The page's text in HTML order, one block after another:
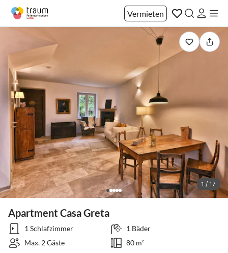
Vermieten
1 / 17
Apartment Casa Greta
1 Schlafzimmer
1 Bäder
Max. 2 Gäste
80 m²